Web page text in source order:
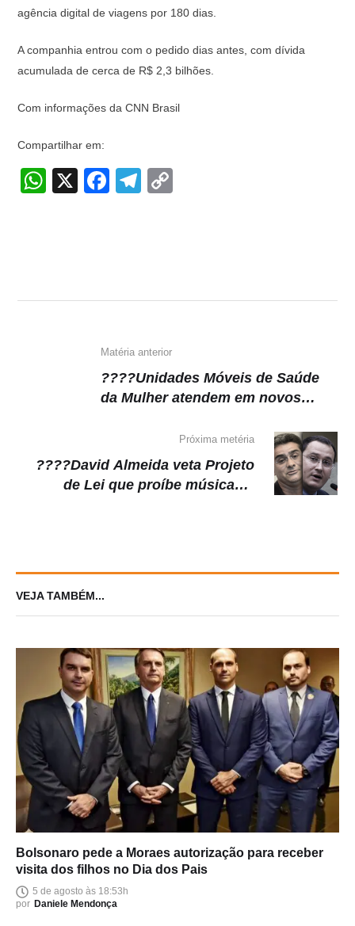
agência digital de viagens por 180 dias.
A companhia entrou com o pedido dias antes, com dívida
acumulada de cerca de R$ 2,3 bilhões.
Com informações da CNN Brasil
Compartilhar em:
W
p
X
F
o
k
T
m n
Matéria anterior
????Unidades Móveis de Saúde
da Mulher atendem em novos
Próxima metéria
????David Almeida veta Projeto
de Lei que proíbe músicas e
VEJA TAMBÉM...
Bolsonaro pede a Moraes autorização para receber
visita dos filhos no Dia dos Pais
5 de agosto às 18:53h
por Daniele Mendonça